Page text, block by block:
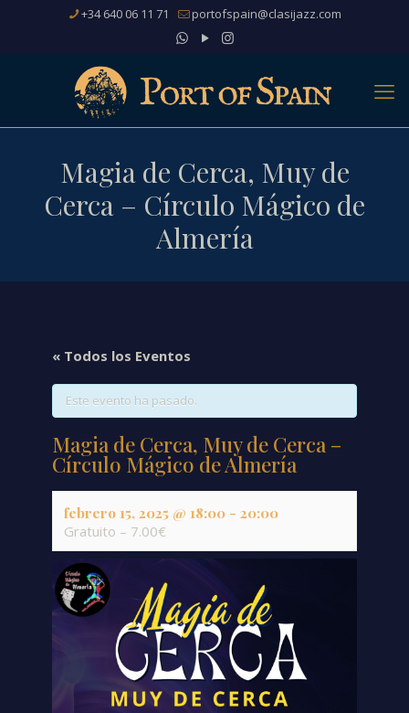
+34 640 06 11 71 portofspain@clasijazz.com
Magia de Cerca, Muy de
Cerca – Círculo Mágico de
Almería
« Todos los Eventos
Este evento ha pasado.
Magia de Cerca, Muy de Cerca –
Círculo Mágico de Almería
febrero 15, 2025 @ 18:00- 20:00
Gratuito – 7.00€